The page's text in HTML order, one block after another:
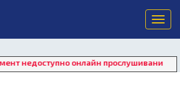
онлайн прослушивание. Для